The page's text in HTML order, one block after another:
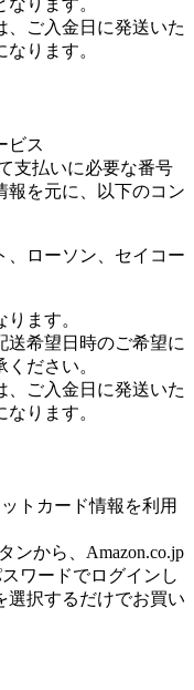
ります。
ご入金日に発送いた
ります。
ビス
支払いに必要な番号
報を元に、以下のコン
ます。
希望日時のご希望に
ださい。
ご入金日に発送いた
ります。
トカード情報を利用
ンから、Amazon.co.jp
ワードでログインし
選択するだけでお買い